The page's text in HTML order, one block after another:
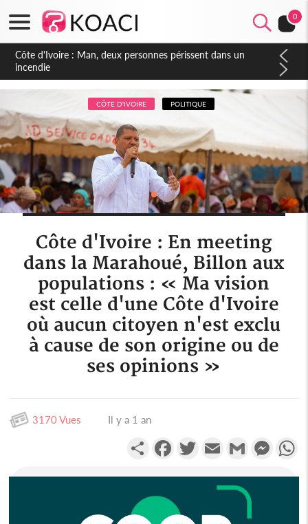
0
Côte d'Ivoire : Séileu, la célébration de la fête nationale
transformée en vaste campagne contre les produits
dépigmentants dangereux
CÔTE D'IVOIRE POLITIQUE
Côte d'Ivoire : En meeting
dans la Marahoué, Billon aux
populations : « Ma vision
est celle d'une Côte d'Ivoire
où aucun citoyen n'est exclu
à cause de son origine ou de
ses opinions »
3170 Vues Il y a 1 an
PartagerFacebookTwitterEmail Gmail